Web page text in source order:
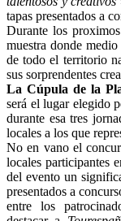
tapas presentados a
Durante los
muestra donde
de todo el territorio
sus sorprendentes
La Cúpula de la
será el lugar elegido
durante esa tres
locales a los que
No en vano el
locales participantes
del evento un
presentados a
entre los